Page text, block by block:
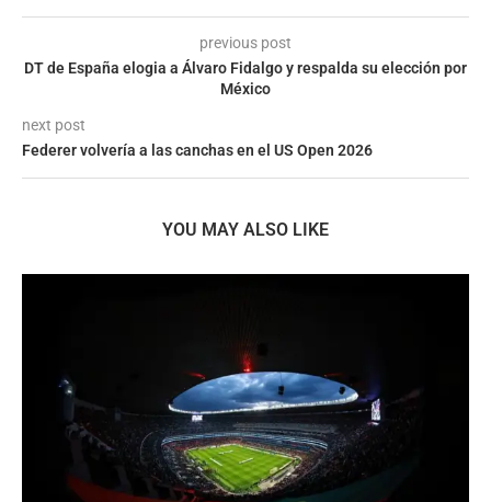
previous post
DT de España elogia a Álvaro Fidalgo y respalda su elección por
México
next post
Federer volvería a las canchas en el US Open 2026
YOU MAY ALSO LIKE